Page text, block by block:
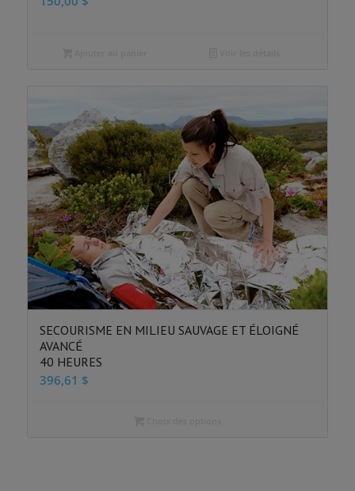
SECOURISME EN MILIEU SAUVAGE ET ÉLOIGNÉ
AVANCÉ
40 HEURES
396,61 $